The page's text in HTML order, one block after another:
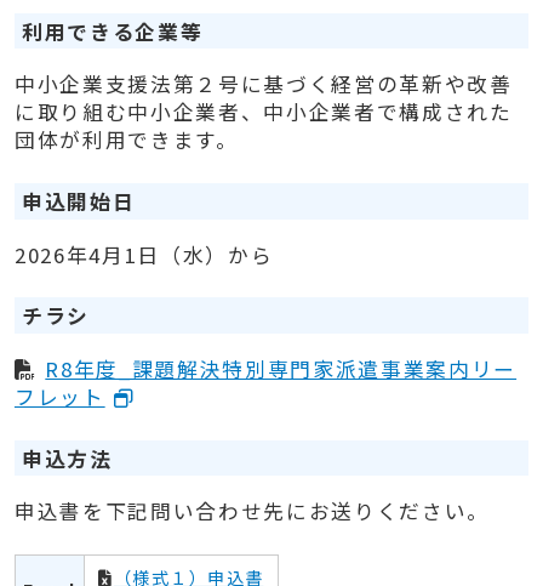
利用できる企業等
中小企業支援法第２号に基づく経営の革新や改善
に取り組む中小企業者、中小企業者で構成された
団体が利用できます。
申込開始日
2026年4月1日（水）から
チラシ
R8年度_課題解決特別専門家派遣事業案内リー
フレット
申込方法
申込書を下記問い合わせ先にお送りください。
（様式１）申込書